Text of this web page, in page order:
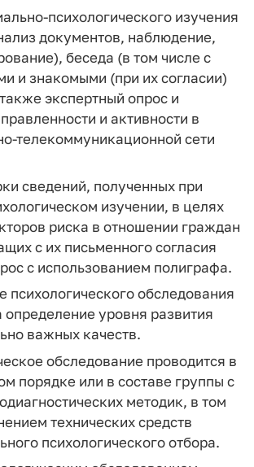
психологического изучения
документов, наблюдение,
беседа (в том числе с
и знакомыми (при их согласии)
экспертный опрос и
и активности в
телекоммуникационной сети
сведений, полученных при
изучении, в целях
риска в отношении граждан
с их письменного согласия
с использованием полиграфа.
психологического обследования
определение уровня развития
важных качеств.
обследование проводится в
порядке или в составе группы с
методик, в том
технических средств
психологического отбора.